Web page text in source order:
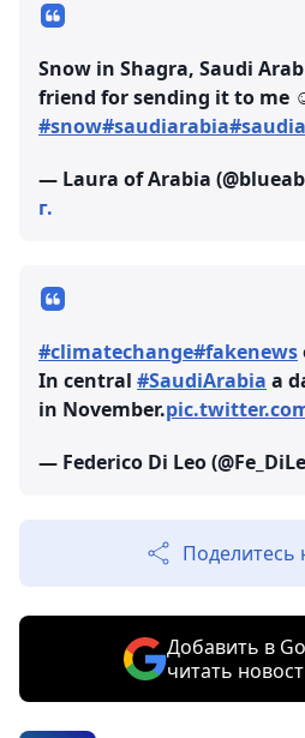
Snow in Shagra, Saudi
friend for sending it to me
#snow#saudiarabia#saudia
— Laura of Arabia
г.
#climatechange#fakenews
In central #SaudiArabia a
in November.
— Federico Di Leo
Поделитесь
Добавить в
читать